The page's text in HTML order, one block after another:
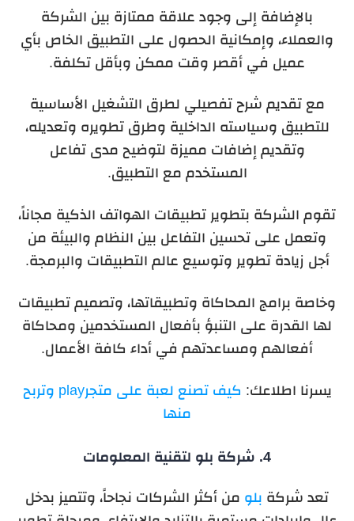
بالإضافة إلى وجود علاقة ممتازة بين الشركة
والعملاء، وإمكانية الحصول على التطبيق الخاص بأي
عميل في أقصر وقت ممكن وبأقل تكلفة.
مع تقديم شرح تفصيلي لطرق التشغيل الأساسية
للتطبيق وسياسته الداخلية وطرق تطويره وتعديله،
وتقديم إضافات مميزة لتوضيح مدى تفاعل
المستخدم مع التطبيق.
تقوم الشركة بتطوير تطبيقات الهواتف الذكية مجاناً،
وتعمل على تحسين التفاعل بين النظام والبيئة من
أجل زيادة تطوير وتوسيع عالم التطبيقات والبرمجة.
وخاصة برامج المحاكاة وتطبيقاتها، وتصميم تطبيقات
لها القدرة على التنبؤ بأفعال المستخدمين ومحاكاة
أفعالهم ومساعدتهم في أداء كافة الأعمال.
يسرنا اطلاعك:
كيف تصنع لعبة على متجرplay وتربح
منها
4. شركة بلو لتقنية المعلومات
تعد شركة بلو من أكثر الشركات نجاحاً، وتتميز بدخل